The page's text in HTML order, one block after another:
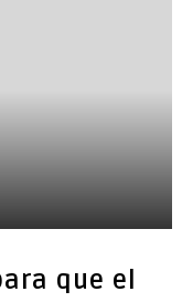
que el